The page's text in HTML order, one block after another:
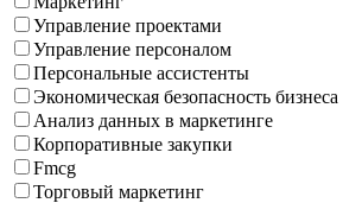
Управление проектами
Управление персоналом
Персональные ассистенты
Экономическая безопасность бизнеса
Анализ данных в маркетинге
Корпоративные закупки
Fmcg
Торговый маркетинг